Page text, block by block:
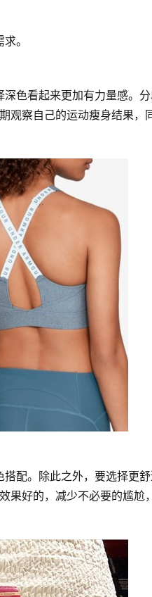
。
观察自己的运动瘦身结果，
果好的，减少不必要的尴尬